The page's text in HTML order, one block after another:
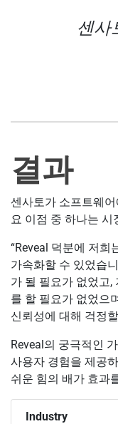
센사
결과
센사토가 소프트웨
요 이점 중 하나는
“Reveal 덕분에 저희
가속화할 수 있었습
가 될 필요가 없었고,
를 할 필요가 없었으
신뢰성에 대해 걱정
Reveal의 궁극적인
사용자 경험을 제공
쉬운 힘의 배가 효과
Industry